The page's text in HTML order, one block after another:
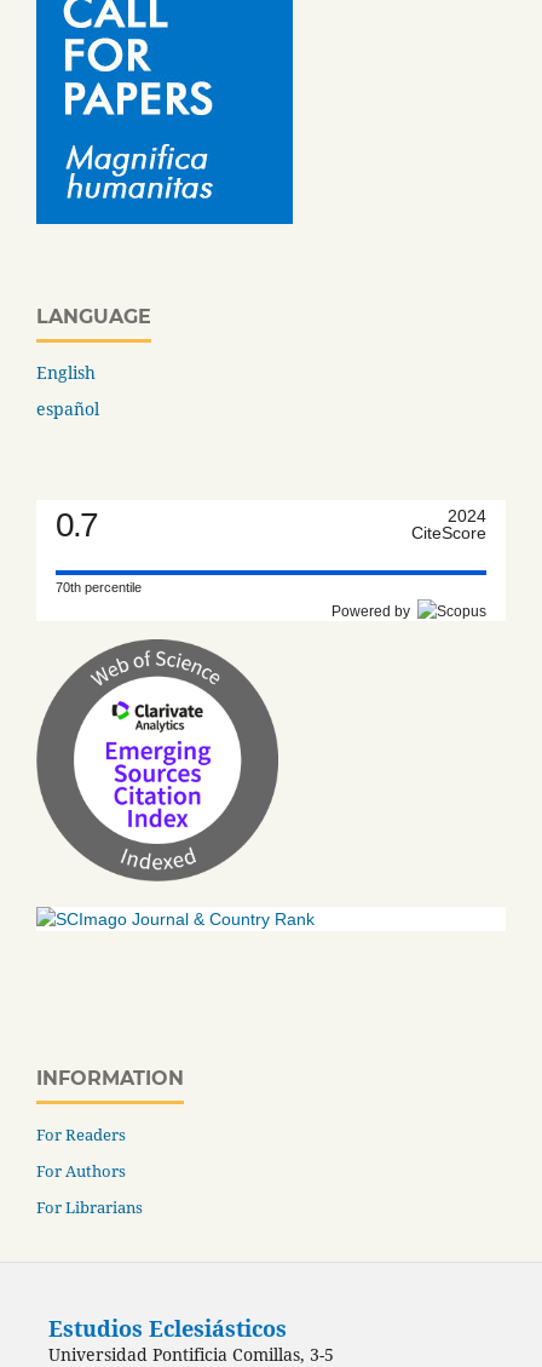
LANGUAGE
English
español
0.7
2024
CiteScore
70th percentile
Powered by
INFORMATION
For Readers
For Authors
For Librarians
Estudios Eclesiásticos
Universidad Pontificia Comillas, 3-5